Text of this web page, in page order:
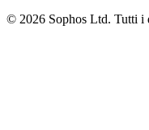
© 2026 Sophos Ltd. Tutti i